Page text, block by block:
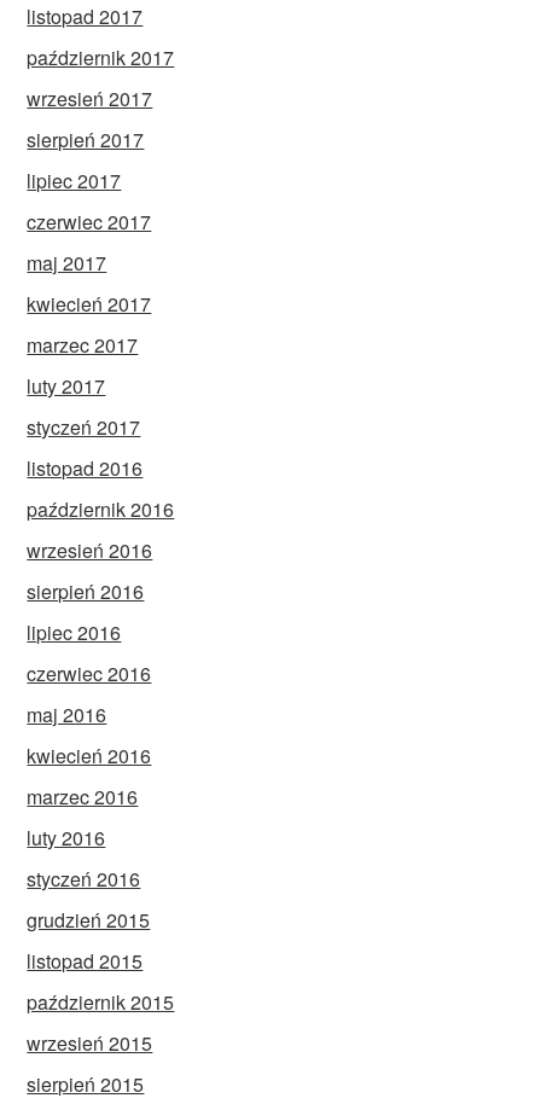
listopad 2017
październik 2017
wrzesień 2017
sierpień 2017
lipiec 2017
czerwiec 2017
maj 2017
kwiecień 2017
marzec 2017
luty 2017
styczeń 2017
listopad 2016
październik 2016
wrzesień 2016
sierpień 2016
lipiec 2016
czerwiec 2016
maj 2016
kwiecień 2016
marzec 2016
luty 2016
styczeń 2016
grudzień 2015
listopad 2015
październik 2015
wrzesień 2015
sierpień 2015